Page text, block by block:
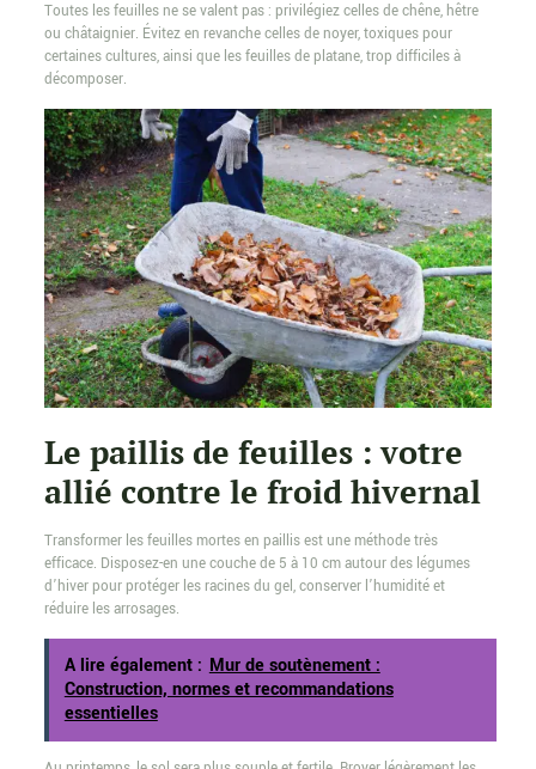
Toutes les feuilles ne se valent pas : privilégiez celles de chêne, hêtre
ou châtaignier. Évitez en revanche celles de noyer, toxiques pour
certaines cultures, ainsi que les feuilles de platane, trop difficiles à
décomposer.
Le paillis de feuilles : votre
allié contre le froid hivernal
Transformer les feuilles mortes en paillis est une méthode très
efficace. Disposez-en une couche de 5 à 10 cm autour des légumes
d’hiver pour protéger les racines du gel, conserver l’humidité et
réduire les arrosages.
A lire également : Mur de soutènement :
Construction, normes et recommandations
essentielles